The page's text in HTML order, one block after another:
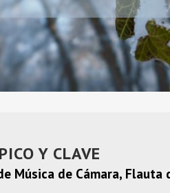
Y CLAVE
Música de Cámara, Flauta